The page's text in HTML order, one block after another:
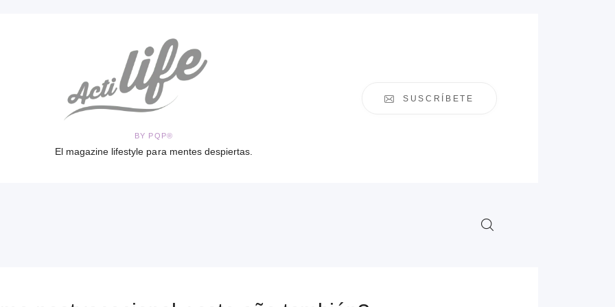
BY PQP®
El magazine lifestyle para mentes despiertas.
SUSCRÍBETE